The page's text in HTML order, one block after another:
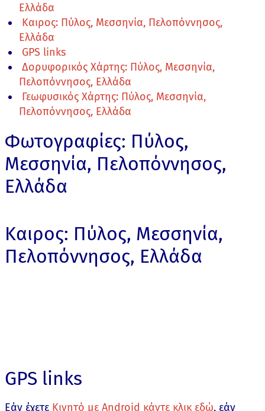
Ελλάδα
Καιρος: Πύλος, Μεσσηνία, Πελοπόννησος,
Ελλάδα
GPS links
Δορυφορικός Χάρτης: Πύλος, Μεσσηνία,
Πελοπόννησος, Ελλάδα
Γεωφυσικός Χάρτης: Πύλος, Μεσσηνία,
Πελοπόννησος, Ελλάδα
Φωτογραφίες: Πύλος,
Μεσσηνία, Πελοπόννησος,
Ελλάδα
Καιρος: Πύλος, Μεσσηνία,
Πελοπόννησος, Ελλάδα
GPS links
Εάν έχετε Κινητό με Android κάντε κλικ εδώ, εάν